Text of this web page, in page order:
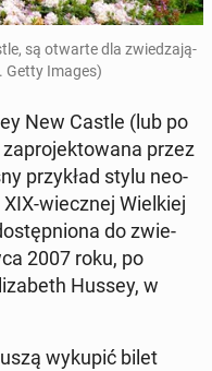
są otwarte dla zwie­dza­ją­
Getty Images)
New Castle (lub po
przez
przy­kład stylu neo­
wiecz­nej Wiel­kiej
do zwie­
2007 roku, po
Hussey, w
wykupić bilet